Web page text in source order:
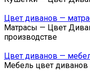
Цвет диванов —
Матрасы — Цвет
производстве
Цвет диванов —
Мебель цвет